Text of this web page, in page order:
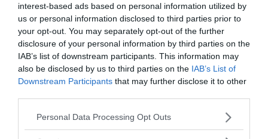
interest-based ads based on personal information utilized by
us or personal information disclosed to third parties prior to
your opt-out. You may separately opt-out of the further
disclosure of your personal information by third parties on the
IAB’s list of downstream participants. This information may
also be disclosed by us to third parties on the IAB’s List of
Downstream Participants that may further disclose it to other
Please note that this website/app uses one or more Google
Personal Data Processing Opt Outs
con maggiore focus verso il corpo e suoi segnali,
l’analisi transazionale ,le terapie basate sulla
Mindfulness
psicodramma, la
psicoterapia
centrata sul cliente ,l'ipnosiecc.
Questo elenco, tutt'altro che esaustivo, serve per
capire chele teorie più conosciute sono molto
differenti tra loroe chenel tempo sono sorti
tantissimi approcci, ciascuno caratterizzato da